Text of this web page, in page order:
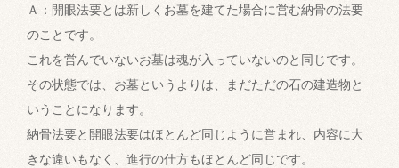
Ａ：開眼法要とは新しくお墓を建てた場合に営む納骨の法要
のことです。
これを営んでいないお墓は魂が入っていないのと同じです。
その状態では、お墓というよりは、まだただの石の建造物と
いうことになります。
納骨法要と開眼法要はほとんど同じように営まれ、内容に大
きな違いもなく、進行の仕方もほとんど同じです。